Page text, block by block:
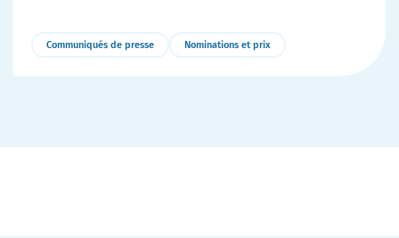
Communiqués de presse Nominations et prix
Plus